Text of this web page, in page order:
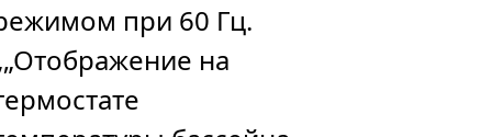
при 60 Гц.
на